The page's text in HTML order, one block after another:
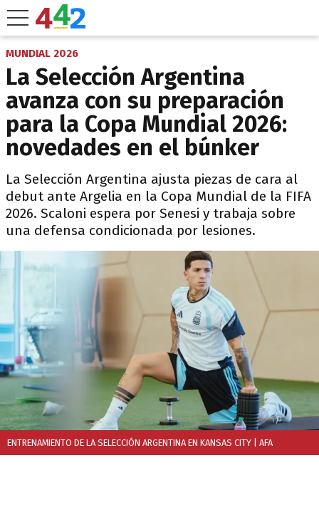
MUNDIAL 2026
La Selección Argentina
avanza con su preparación
para la Copa Mundial 2026:
novedades en el búnker
La Selección Argentina ajusta piezas de cara al
debut ante Argelia en la Copa Mundial de la FIFA
2026. Scaloni espera por Senesi y trabaja sobre
una defensa condicionada por lesiones.
ENTRENAMIENTO DE LA SELECCIÓN ARGENTINA EN KANSAS CITY | AFA